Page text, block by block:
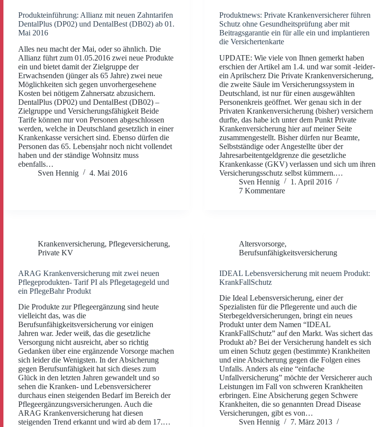
Produkteinführung: Allianz mit neuen Zahntarifen
DentalPlus (DP02) und DentalBest (DB02) ab 01.
Mai 2016
Alles neu macht der Mai, oder so ähnlich. Die
Allianz führt zum 01.05.2016 zwei neue Produkte
ein und bietet damit der Zielgruppe der
Erwachsenden (jünger als 65 Jahre) zwei neue
Möglichkeiten sich gegen unvorhergesehene
Kosten bei nötigem Zahnersatz abzusichern.
DentalPlus (DP02) und DentalBest (DB02) –
Zielgruppe und Versicherungsfähigkeit Beide
Tarife können nur von Personen abgeschlossen
werden, welche in Deutschland gesetzlich in einer
Krankenkasse versichert sind. Ebenso dürfen die
Personen das 65. Lebensjahr noch nicht vollendet
haben und der ständige Wohnsitz muss
ebenfalls…
Sven Hennig
4. Mai 2016
Produktnews: Private Krankenversicherer führen
Schutz ohne Gesundheitsprüfung aber mit
Beitragsgarantie ein für alle ein und implantieren
die Versichertenkarte
UPDATE: Wie viele von Ihnen gemerkt haben
erschien der Artikel am 1.4. und war somit -leider-
ein Aprilscherz Die Private Krankenversicherung,
die zweite Säule im Versicherungssystem in
Deutschland, ist nur für einen ausgewählten
Personenkreis geöffnet. Wer genau sich in der
Privaten Krankenversicherung (bisher) versichern
durfte, das habe ich unter dem Punkt Private
Krankenversicherung hier auf meiner Seite
zusammengestellt. Bisher dürfen nur Beamte,
Selbstständige oder Angestellte über der
Jahresarbeitentgeldgrenze die gesetzliche
Krankenkasse (GKV) verlassen und sich um ihren
Versicherungsschutz selbst kümmern.…
Sven Hennig
1. April 2016
7 Kommentare
Krankenversicherung, Pflegeversicherung,
Private KV
ARAG Krankenversicherung mit zwei neuen
Pflegeprodukten- Tarif PI als Pflegetagegeld und
ein PflegeBahr Produkt
Die Produkte zur Pflegeergänzung sind heute
vielleicht das, was die
Berufsunfähigkeitsversicherung vor einigen
Jahren war. Jeder weiß, das die gesetzliche
Versorgung nicht ausreicht, aber so richtig
Gedanken über eine ergänzende Vorsorge machen
sich leider die Wenigsten. In der Absicherung
gegen Berufsunfähigkeit hat sich dieses zum
Glück in den letzten Jahren gewandelt und so
sehen die Kranken- und Lebensversicherer
durchaus einen steigenden Bedarf im Bereich der
Pflegeergänzungsversicherungen. Auch die
ARAG Krankenversicherung hat diesen
steigenden Trend erkannt und wird ab dem 17.…
Altersvorsorge,
Berufsunfähigkeitsversicherung
IDEAL Lebensversicherung mit neuem Produkt:
KrankFallSchutz
Die Ideal Lebensversicherung, einer der
Spezialisten für die Pflegerente und auch die
Sterbegeldversicherungen, bringt ein neues
Produkt unter dem Namen “IDEAL
KrankFallSchutz” auf den Markt. Was sichert das
Produkt ab? Bei der Versicherung handelt es sich
um einen Schutz gegen (bestimmte) Krankheiten
und eine Absicherung gegen die Folgen eines
Unfalls. Anders als eine “einfache
Unfallversicherung” möchte der Versicherer auch
Leistungen im Fall von schweren Krankheiten
erbringen. Eine Absicherung gegen Schwere
Krankheiten, die so genannten Dread Disease
Versicherungen, gibt es von…
Sven Hennig
7. März 2013